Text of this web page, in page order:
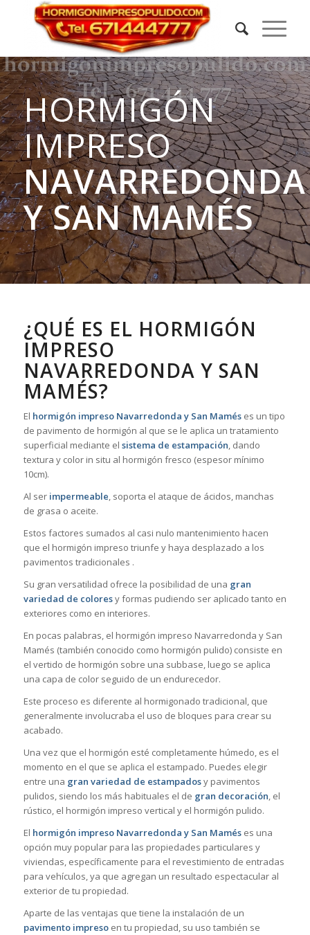
HORMIGÓN
IMPRESO
NAVARREDONDA
Y SAN MAMÉS
¿QUÉ ES EL HORMIGÓN
IMPRESO
NAVARREDONDA Y SAN
MAMÉS?
El hormigón impreso Navarredonda y San Maméses un tipo
de pavimento de hormigón al que se le aplica un tratamiento
superficial mediante el sistema de estampación, dando
textura y color in situ al hormigón fresco (espesor mínimo
10cm).
Al ser impermeable, soporta el ataque de ácidos, manchas
de grasa o aceite.
Estos factores sumados al casi nulo mantenimiento hacen
que el hormigón impreso triunfe y haya desplazado a los
pavimentos tradicionales .
Su gran versatilidad ofrece la posibilidad de una gran
variedad de coloresy formas pudiendo ser aplicado tanto en
exteriores como en interiores.
En pocas palabras, el hormigón impreso Navarredonda y San
Mamés (también conocido como hormigón pulido) consiste en
el vertido de hormigón sobre una subbase, luego se aplica
una capa de color seguido de un endurecedor.
Este proceso es diferente al hormigonado tradicional, que
generalmente involucraba el uso de bloques para crear su
acabado.
Una vez que el hormigón esté completamente húmedo, es el
momento en el que se aplica el estampado. Puedes elegir
entre una gran variedad de estampadosy pavimentos
pulidos, siendo los más habituales el de gran decoración, el
rústico, el hormigón impreso vertical y el hormigón pulido.
El hormigón impreso Navarredonda y San Maméses una
opción muy popular para las propiedades particulares y
viviendas, específicamente para el revestimiento de entradas
para vehículos, ya que agregan un resultado espectacular al
exterior de tu propiedad.
Aparte de las ventajas que tiene la instalación de un
pavimento impresoen tu propiedad, su uso también se